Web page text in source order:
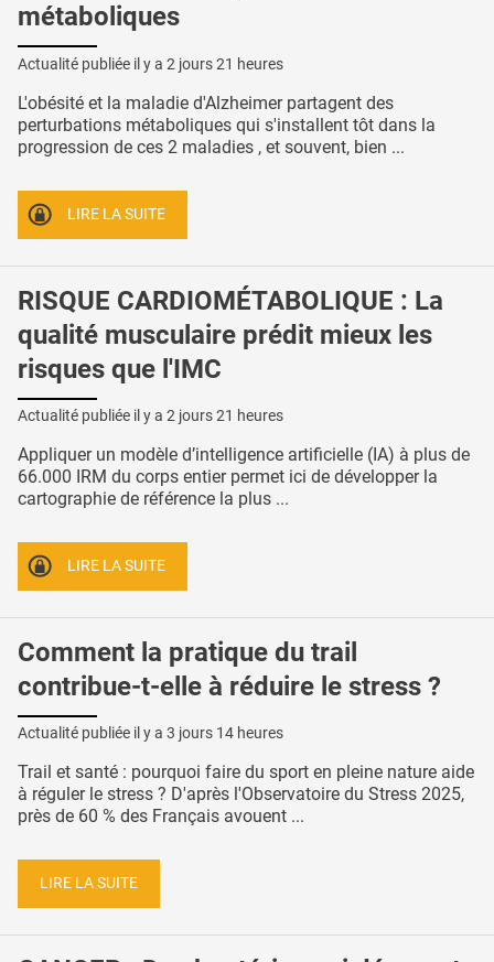
métaboliques
Actualité publiée il y a 2 jours 21 heures
L'obésité et la maladie d'Alzheimer partagent des
perturbations métaboliques qui s'installent tôt dans la
progression de ces 2 maladies , et souvent, bien ...
LIRE LA SUITE
RISQUE CARDIOMÉTABOLIQUE : La
qualité musculaire prédit mieux les
risques que l'IMC
Actualité publiée il y a 2 jours 21 heures
Appliquer un modèle d’intelligence artificielle (IA) à plus de
66.000 IRM du corps entier permet ici de développer la
cartographie de référence la plus ...
LIRE LA SUITE
Comment la pratique du trail
contribue-t-elle à réduire le stress ?
Actualité publiée il y a 3 jours 14 heures
Trail et santé : pourquoi faire du sport en pleine nature aide
à réguler le stress ? D'après l'Observatoire du Stress 2025,
près de 60 % des Français avouent ...
LIRE LA SUITE